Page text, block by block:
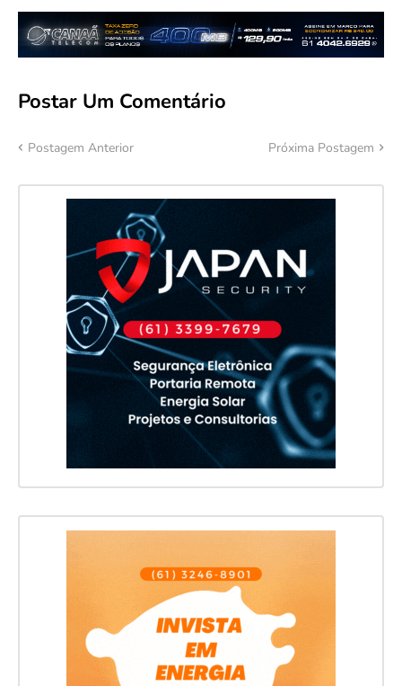
Postar Um Comentário
Postagem Anterior Próxima Postagem